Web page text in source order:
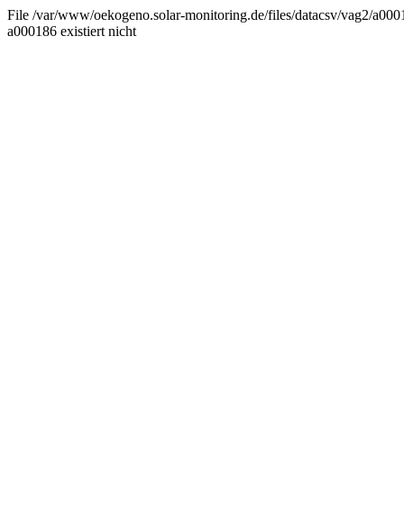
File /var/www/oekogeno.solar-monitoring.de/files/datacsv/vag2/
a000186 existiert nicht